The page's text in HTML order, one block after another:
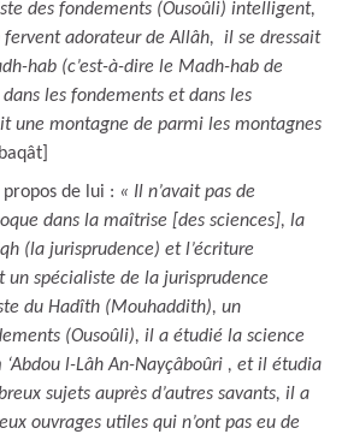
des fondements (Ousoûli) intelligent,
fervent adorateur de Allâh, il se dressait
hab (c’est-à-dire le Madh-hab de
dans les fondements et dans les
une montagne de parmi les montagnes
propos de lui : « Il n’avait pas de
dans la maîtrise [des sciences], la
(la jurisprudence) et l’écriture
un spécialiste de la jurisprudence
du Hadîth (Mouhaddith), un
(Ousoûli), il a étudié la science
l-Lâh An-Nayçâboûri , et il étudia
sujets auprès d’autres savants, il a
ouvrages utiles qui n’ont pas eu de